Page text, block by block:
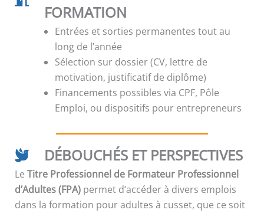
FORMATION
Entrées et sorties permanentes tout au
long de l’année
Sélection sur dossier (CV, lettre de
motivation, justificatif de diplôme)
Financements possibles via CPF, Pôle
Emploi, ou dispositifs pour entrepreneurs
DÉBOUCHÉS ET PERSPECTIVES
Le Titre Professionnel de Formateur Professionnel
d’Adultes (FPA) permet d’accéder à divers emplois
dans la formation pour adultes à cusset, que ce soit